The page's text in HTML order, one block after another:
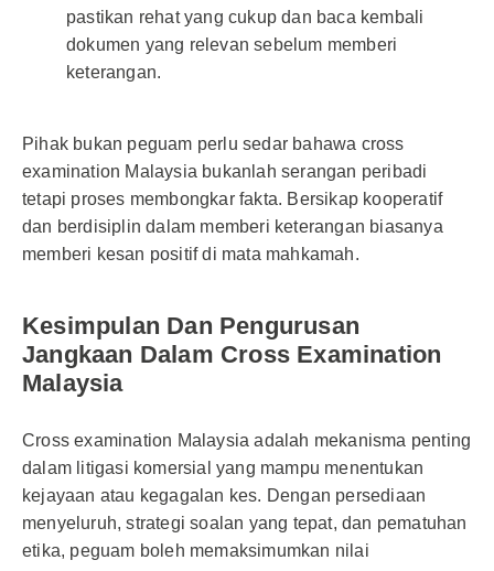
pastikan rehat yang cukup dan baca kembali
dokumen yang relevan sebelum memberi
keterangan.
Pihak bukan peguam perlu sedar bahawa cross
examination Malaysia bukanlah serangan peribadi
tetapi proses membongkar fakta. Bersikap kooperatif
dan berdisiplin dalam memberi keterangan biasanya
memberi kesan positif di mata mahkamah.
Kesimpulan Dan Pengurusan
Jangkaan Dalam Cross Examination
Malaysia
Cross examination Malaysia adalah mekanisma penting
dalam litigasi komersial yang mampu menentukan
kejayaan atau kegagalan kes. Dengan persediaan
menyeluruh, strategi soalan yang tepat, dan pematuhan
etika, peguam boleh memaksimumkan nilai